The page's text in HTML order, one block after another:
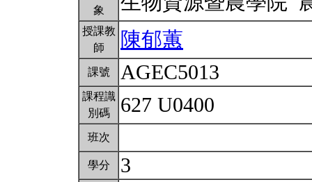
象
授課教
師
陳郁蕙
課號 AGEC5013
課程識
別碼
627 U0400
班次
學分 3